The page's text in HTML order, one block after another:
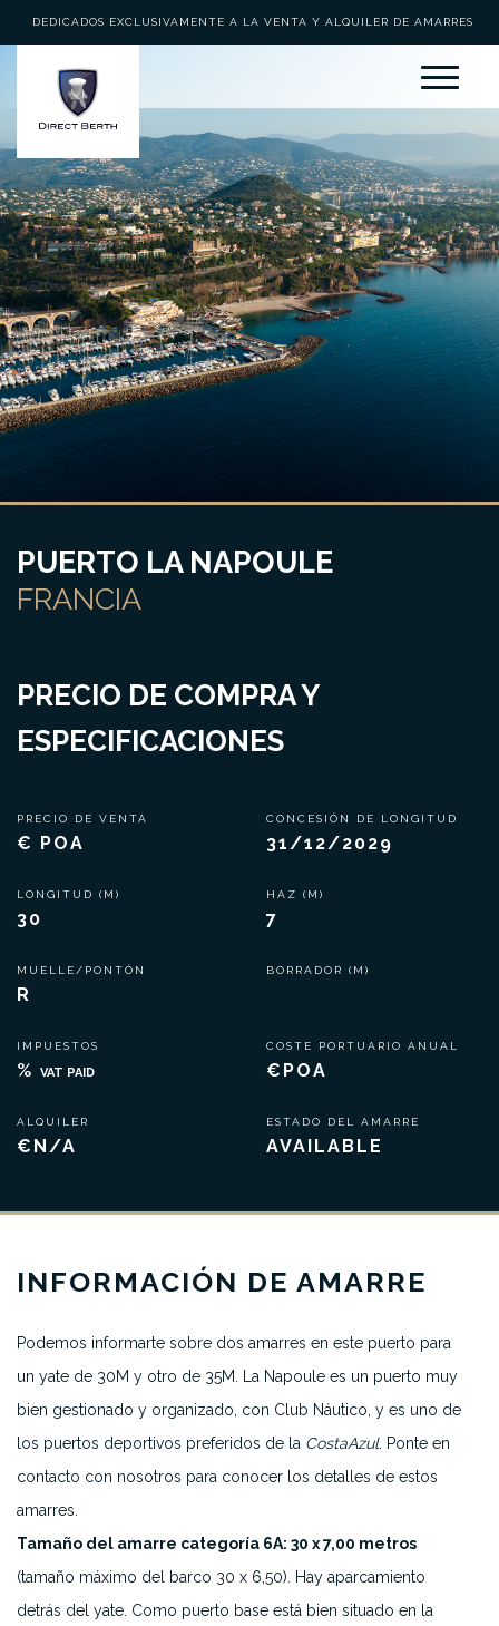
DEDICADOS EXCLUSIVAMENTE A LA VENTA Y ALQUILER DE AMARRES
PUERTO LA NAPOULE
FRANCIA
PRECIO DE COMPRA Y
ESPECIFICACIONES
PRECIO DE VENTA
€ POA
LONGITUD (M)
30
MUELLE/PONTÓN
R
IMPUESTOS
% VAT PAID
ALQUILER
€N/A
CONCESIÓN DE LONGITUD
31/12/2029
HAZ (M)
7
BORRADOR (M)
COSTE PORTUARIO ANUAL
€POA
ESTADO DEL AMARRE
AVAILABLE
INFORMACIÓN DE AMARRE
Podemos informarte sobre dos amarres en este puerto para
un yate de 30M y otro de 35M. La Napoule es un puerto muy
bien gestionado y organizado, con Club Náutico, y es uno de
los puertos deportivos preferidos de la CostaAzul. Ponte en
contacto con nosotros para conocer los detalles de estos
amarres.
Tamaño del amarre categoría 6A: 30 x 7,00 metros
(tamaño máximo del barco 30 x 6,50). Hay aparcamiento
detrás del yate. Como puerto base está bien situado en la